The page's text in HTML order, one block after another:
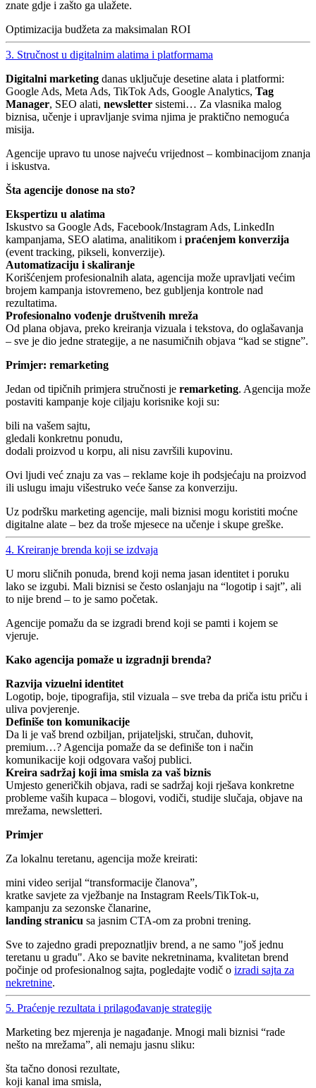
znate gdje i zašto ga ulažete.
Optimizacija budžeta za maksimalan ROI
3. Stručnost u digitalnim alatima i platformama
Digitalni marketing danas uključuje desetine alata i platformi:
Google Ads, Meta Ads, TikTok Ads, Google Analytics, Tag
Manager, SEO alati, newsletter sistemi… Za vlasnika malog
biznisa, učenje i upravljanje svima njima je praktično nemoguća
misija.
Agencije upravo tu unose najveću vrijednost – kombinacijom znanja
i iskustva.
Šta agencije donose na sto?
Ekspertizu u alatima
Iskustvo sa Google Ads, Facebook/Instagram Ads, LinkedIn
kampanjama, SEO alatima, analitikom i praćenjem konverzija
(event tracking, pikseli, konverzije).
Automatizaciju i skaliranje
Korišćenjem profesionalnih alata, agencija može upravljati većim
brojem kampanja istovremeno, bez gubljenja kontrole nad
rezultatima.
Profesionalno vođenje društvenih mreža
Od plana objava, preko kreiranja vizuala i tekstova, do oglašavanja
– sve je dio jedne strategije, a ne nasumičnih objava “kad se stigne”.
Primjer: remarketing
Jedan od tipičnih primjera stručnosti je remarketing. Agencija može
postaviti kampanje koje ciljaju korisnike koji su:
bili na vašem sajtu,
gledali konkretnu ponudu,
dodali proizvod u korpu, ali nisu završili kupovinu.
Ovi ljudi već znaju za vas – reklame koje ih podsjećaju na proizvod
ili uslugu imaju višestruko veće šanse za konverziju.
Uz podršku marketing agencije, mali biznisi mogu koristiti moćne
digitalne alate – bez da troše mjesece na učenje i skupe greške.
4. Kreiranje brenda koji se izdvaja
U moru sličnih ponuda, brend koji nema jasan identitet i poruku
lako se izgubi. Mali biznisi se često oslanjaju na “logotip i sajt”, ali
to nije brend – to je samo početak.
Agencije pomažu da se izgradi brend koji se pamti i kojem se
vjeruje.
Kako agencija pomaže u izgradnji brenda?
Razvija vizuelni identitet
Logotip, boje, tipografija, stil vizuala – sve treba da priča istu priču i
uliva povjerenje.
Definiše ton komunikacije
Da li je vaš brend ozbiljan, prijateljski, stručan, duhovit,
premium…? Agencija pomaže da se definiše ton i način
komunikacije koji odgovara vašoj publici.
Kreira sadržaj koji ima smisla za vaš biznis
Umjesto generičkih objava, radi se sadržaj koji rješava konkretne
probleme vaših kupaca – blogovi, vodiči, studije slučaja, objave na
mrežama, newsletteri.
Primjer
Za lokalnu teretanu, agencija može kreirati:
mini video serijal “transformacije članova”,
kratke savjete za vježbanje na Instagram Reels/TikTok-u,
kampanju za sezonske članarine,
landing stranicu sa jasnim CTA-om za probni trening.
Sve to zajedno gradi prepoznatljiv brend, a ne samo "još jednu
teretanu u gradu". Ako se bavite nekretninama, kvalitetan brend
počinje od profesionalnog sajta, pogledajte vodič o izradi sajta za
nekretnine.
5. Praćenje rezultata i prilagođavanje strategije
Marketing bez mjerenja je nagađanje. Mnogi mali biznisi “rade
nešto na mrežama”, ali nemaju jasnu sliku:
šta tačno donosi rezultate,
koji kanal ima smisla,